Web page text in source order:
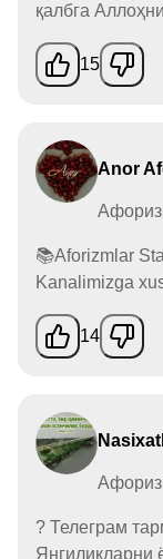
қалбга
15
Anor
📚Aforizmlar
Kanalimizga
14
? Телеграм
Янгиликларни